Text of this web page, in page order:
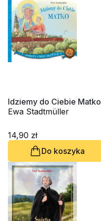
Idziemy do Ciebie Matko
Ewa Stadtmüller
14,90 zł
Do koszyka